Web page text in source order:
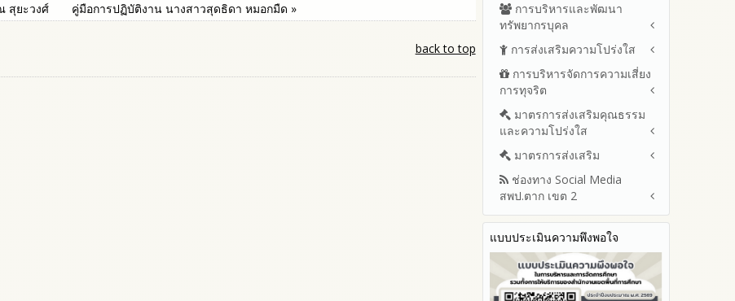
สุยะวงศ์ คู่มือการปฏิบัติงาน นางสาวสุดธิดา หมอกมืด »
back to top
สรุปผลการจัดซื้อจัดจ้างหรือการ
จัดหาพัสดุรายเดือน ประจำ
ปีงบประมาณ พ.ศ.2569 (แบบ
สขร.1)
รายงานสรุปผลการจัดซื้อจัดจ้าง
หรือการจัดหาพัสดุของสำนักงาน
เขตพื้นที่การศึกษา ประจำ
ปีงบประมาณ พ.ศ. 2568
การบริหารและพัฒนา
ทรัพยากรบุคล
หลักเกณฑ์และแผนการบริหาร
และพัฒนาทรัพยากรบุคลล ประจำ
ปีงบประมาณ พ.ศ.2569
พัฒนาทรัพยากรบุคคลประจำ
ปีงบประมาณ
ประมวลจริยธรรมและการขับ
เคลื่อนจริยธรรม
การส่งเสริมความโปร่งใส
แนวปฏิบัติการจัดการเรื่องร้อง
เรียนการทุจริตและประพฤติมิชอบ
ช่องทางแจ้งเรื่องร้องเรียนการ
ทุจริตและประพฤติมิชอบ
ข้อมูลสถิติเรื่องร้องเรียนการ
ทุจริตและประพฤติมิชอบ ประจำ
ปีงบประมาณ
การเปิดโอกาสให้มีส่วนร่วมใน
การดำเนินงานปีงบประมาณ
การบริหารจัดการความเสี่ยง
การทุจริต
การขับเคลื่อนนโยบาย No Gift
Policy จากการปฏิบัติหน้าที่ และ
การเสริมสร้างความรู้เกี่ยวกับหลัก
เกณฑ์การรับ ทรัพย์สินหรือประ
โปยชน์อื่นใดโดยธรรมจรรยาของ
เจ้าพนักงานของรัฐ
การประเมินความเสี่ยง ใน
สำนักงานเขตพื้นที่การศึกษา
ประจำปีงบประมาณ
รายงานผลการดำเนินการตาม
แผนบริหารจัดการความเสี่ยงการ
มาตรการส่งเสริมคุณธรรม
และความโปร่งใส
แผนปฏิบัติการป้องกันการทุจริต
ประจำปีงบประมาณ
2569
2568
2567
2566
2565
2564
มาตรการส่งเสริม
มาตรการเผยแพร่ข้อมูลต่อ
สาธารณะ
มาตรการส่งเสริมความโปร่งใสใน
การจัดซื้อจัดจ้าง
มาตราการจัดการเรื่องร้องเรียน
การทุจริต
มาตรการป้องกันการรับสินบน
ช่องทาง Social Media
สพป.ตาก เขต 2
Q&A / ชมเชย / เสนอแนะ
Facebook เพจ สพป.ตาก 2
Youtube ช่อง สพป.ตาก เขต 2
Youtube เรื่องเล่าข่าวตาก 2
แบบประเมินความพึงพอใจ